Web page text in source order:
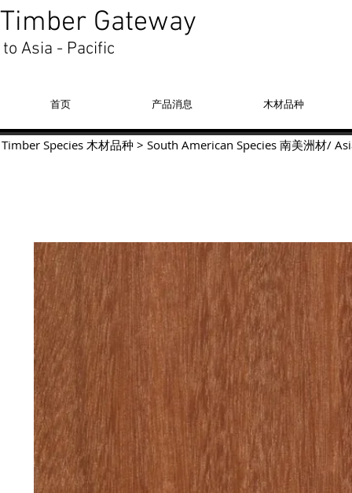
Timber Gateway
to Asia - Pacific
首页 产品消息 木材品种
Timber Species 木材品种 > South American Species 南美洲材/